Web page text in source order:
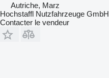
Autriche, Marz
Hochstaffl Nutzfahrzeuge GmbH
Contacter le vendeur